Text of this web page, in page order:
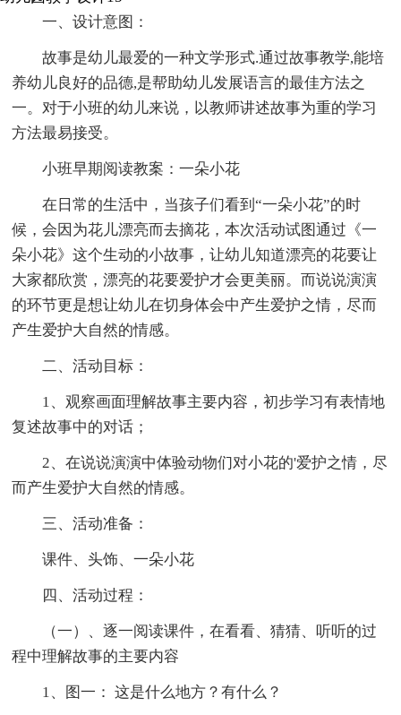
一、设计意图：
故事是幼儿最爱的一种文学形式.通过故事教学,能培
养幼儿良好的品德,是帮助幼儿发展语言的最佳方法之
一。对于小班的幼儿来说，以教师讲述故事为重的学习
方法最易接受。
小班早期阅读教案：一朵小花
在日常的生活中，当孩子们看到“一朵小花”的时
候，会因为花儿漂亮而去摘花，本次活动试图通过《一
朵小花》这个生动的小故事，让幼儿知道漂亮的花要让
大家都欣赏，漂亮的花要爱护才会更美丽。而说说演演
的环节更是想让幼儿在切身体会中产生爱护之情，尽而
产生爱护大自然的情感。
二、活动目标：
1、观察画面理解故事主要内容，初步学习有表情地
复述故事中的对话；
2、在说说演演中体验动物们对小花的'爱护之情，尽
而产生爱护大自然的情感。
三、活动准备：
课件、头饰、一朵小花
四、活动过程：
（一）、逐一阅读课件，在看看、猜猜、听听的过
程中理解故事的主要内容
1、图一： 这是什么地方？有什么？